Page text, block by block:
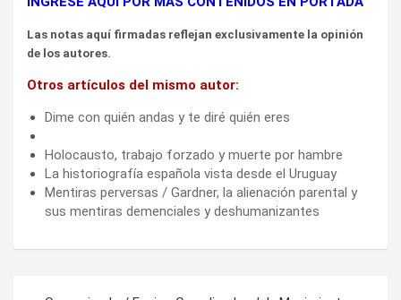
Las notas aquí firmadas reflejan exclusivamente la opinión
de los autores.
Otros artículos del mismo autor:
Dime con quién andas y te diré quién eres
Holocausto, trabajo forzado y muerte por hambre
La historiografía española vista desde el Uruguay
Mentiras perversas / Gardner, la alienación parental y
sus mentiras demenciales y deshumanizantes